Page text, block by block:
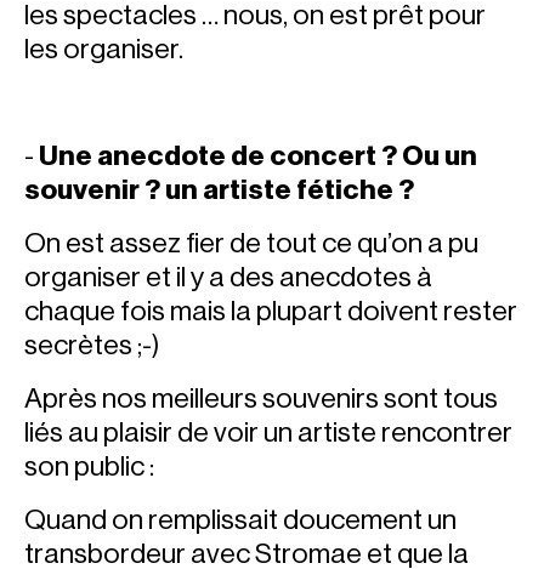
les spectacles … nous, on est prêt pour
les organiser.
- Une anecdote de concert ? Ou un
souvenir ? un artiste fétiche ?
On est assez fier de tout ce qu’on a pu
organiser et il y a des anecdotes à
chaque fois mais la plupart doivent rester
secrètes ;-)
Après nos meilleurs souvenirs sont tous
liés au plaisir de voir un artiste rencontrer
son public :
Quand on remplissait doucement un
transbordeur avec Stromae et que la